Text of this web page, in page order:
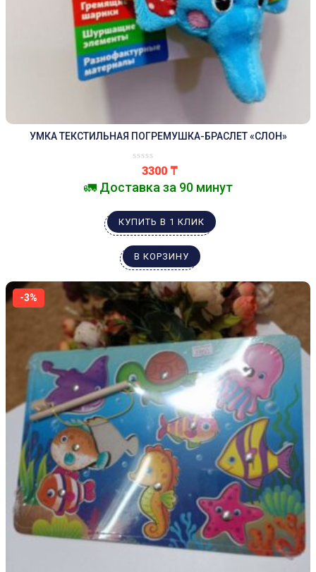
УМКА ТЕКСТИЛЬНАЯ ПОГРЕМУШКА-БРАСЛЕТ «СЛОН»
3300 ₸
🚛 Доставка за 90 минут
КУПИТЬ В 1 КЛИК
В КОРЗИНУ
-3%